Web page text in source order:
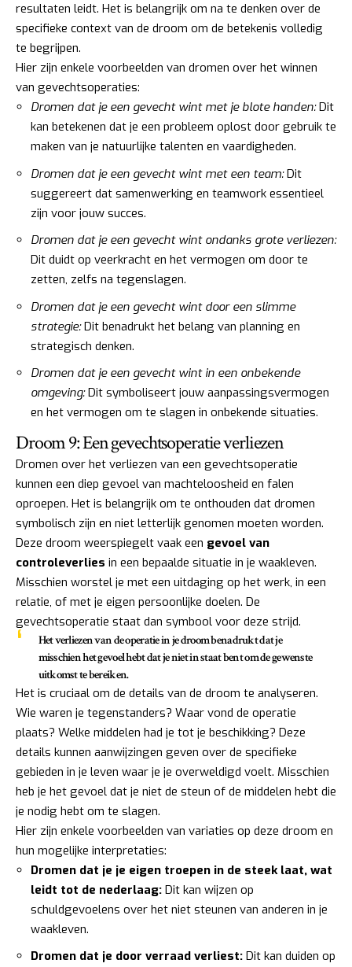
resultaten leidt. Het is belangrijk om na te denken over de
specifieke context van de droom om de betekenis volledig
te begrijpen.
Hier zijn enkele voorbeelden van dromen over het winnen
van gevechtsoperaties:
Dromen dat je een gevecht wint met je blote handen:Dit
kan betekenen dat je een probleem oplost door gebruik te
maken van je natuurlijke talenten en vaardigheden.
Dromen dat je een gevecht wint met een team:Dit
suggereert dat samenwerking en teamwork essentieel
zijn voor jouw succes.
Dromen dat je een gevecht wint ondanks grote verliezen:
Dit duidt op veerkracht en het vermogen om door te
zetten, zelfs na tegenslagen.
Dromen dat je een gevecht wint door een slimme
strategie:Dit benadrukt het belang van planning en
strategisch denken.
Dromen dat je een gevecht wint in een onbekende
omgeving:Dit symboliseert jouw aanpassingsvermogen
en het vermogen om te slagen in onbekende situaties.
Droom 9: Een gevechtsoperatie verliezen
Dromen over het verliezen van een gevechtsoperatie
kunnen een diep gevoel van machteloosheid en falen
oproepen. Het is belangrijk om te onthouden dat dromen
symbolisch zijn en niet letterlijk genomen moeten worden.
Deze droom weerspiegelt vaak een gevoel van
controleverlies in een bepaalde situatie in je waakleven.
Misschien worstel je met een uitdaging op het werk, in een
relatie, of met je eigen persoonlijke doelen. De
gevechtsoperatie staat dan symbool voor deze strijd.
Het verliezen van de operatie in je droom benadrukt dat je
misschien het gevoel hebt dat je niet in staat bent om de gewenste
uitkomst te bereiken.
Het is cruciaal om de details van de droom te analyseren.
Wie waren je tegenstanders? Waar vond de operatie
plaats? Welke middelen had je tot je beschikking? Deze
details kunnen aanwijzingen geven over de specifieke
gebieden in je leven waar je je overweldigd voelt. Misschien
heb je het gevoel dat je niet de steun of de middelen hebt die
je nodig hebt om te slagen.
Hier zijn enkele voorbeelden van variaties op deze droom en
hun mogelijke interpretaties:
Dromen dat je je eigen troepen in de steek laat, wat
leidt tot de nederlaag: Dit kan wijzen op
schuldgevoelens over het niet steunen van anderen in je
waakleven.
Dromen dat je door verraad verliest: Dit kan duiden op